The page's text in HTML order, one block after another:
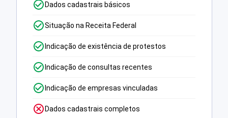
Dados cadastrais básicos
Situação na Receita Federal
Indicação de existência de protestos
Indicação de consultas recentes
Indicação de empresas vinculadas
Dados cadastrais completos